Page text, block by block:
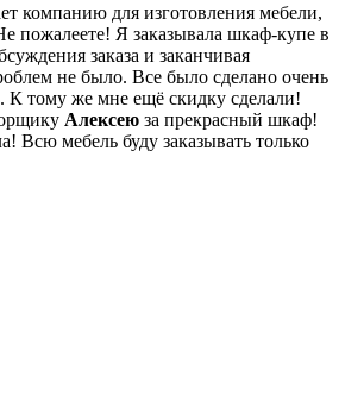
компанию для изготовления мебели,
пожалеете! Я заказывала шкаф-купе в
заказа и заканчивая
не было. Все было сделано очень
К тому же мне ещё скидку сделали!
Алексею за прекрасный шкаф!
Всю мебель буду заказывать только